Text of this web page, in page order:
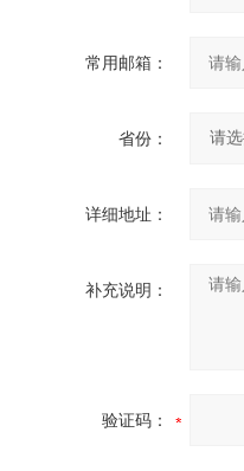
常用邮箱：
省份：
详细地址：
补充说明：
验证码：